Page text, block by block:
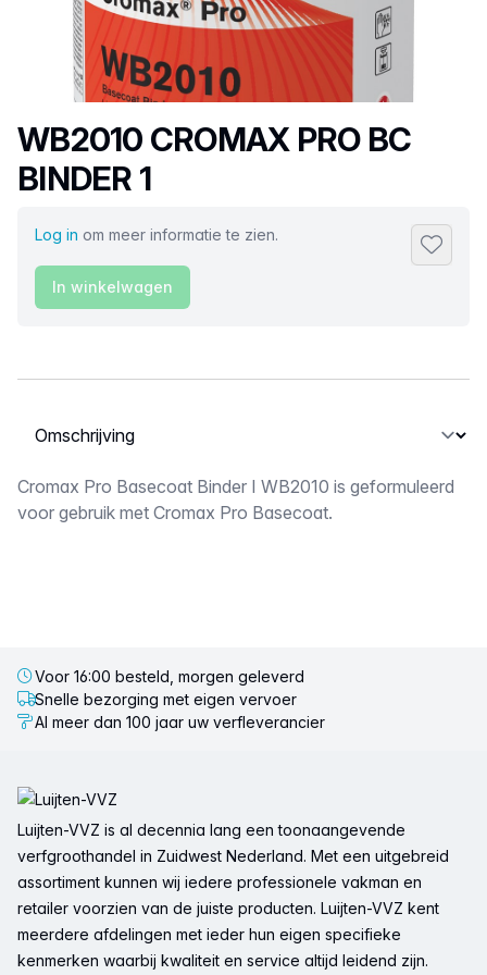
Productnaam
WB2010 CROMAX PRO BC
BINDER 1
Log in om meer informatie te zien.
In winkelwagen
Selecteer een tabblad
Omschrijving
Cromax Pro Basecoat Binder I WB2010 is geformuleerd
voor gebruik met Cromax Pro Basecoat.
Voor 16:00 besteld, morgen geleverd
Snelle bezorging met eigen vervoer
Al meer dan 100 jaar uw verfleverancier
Luijten-VVZ is al decennia lang een toonaangevende
verfgroothandel in Zuidwest Nederland. Met een uitgebreid
assortiment kunnen wij iedere professionele vakman en
retailer voorzien van de juiste producten. Luijten-VVZ kent
meerdere afdelingen met ieder hun eigen specifieke
kenmerken waarbij kwaliteit en service altijd leidend zijn.